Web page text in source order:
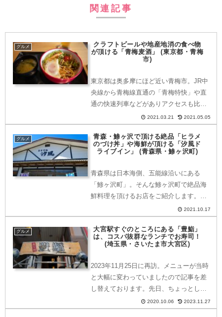
関連記事
グルメ
クラフトビールや地産地消の食べ物
が頂ける「青梅麦酒」 (東京都・青梅
市)
東京都は奥多摩にほど近い青梅市。JR中
央線から青梅線直通の「青梅特快」や直
通の快速列車などがありアクセスも比較
的便利なところに位置する青梅市に、ク
ラフトビールやグルメが楽しめるお店を
発見したので行ってみました。どこにあ
る？〒198-0083...
2021.03.21 2021.05.05
グルメ
青森・鯵ヶ沢で頂ける絶品「ヒラメ
のづけ丼」や海鮮が頂ける「汐風ド
ライブイン」 (青森県・鯵ヶ沢町)
青森県は日本海側、五能線沿いにある
「鯵ヶ沢町」。そんな鯵ヶ沢町で絶品海
鮮料理を頂けるお店をご紹介します。ど
こにある？〒038-2731 青森県西津軽郡
鰺ヶ沢町赤石町３８−１鯵ヶ沢で有名な
グルメとは…？幻の魚「いとう」や「ヒ
ラメ」が有名…です...
2021.10.17
グルメ
大宮駅すぐのところにある「豊鮨」
は、コスパ抜群なランチでお寿司！
(埼玉県・さいたま市大宮区)
2023年11月25日に再訪。メニューが当時
と大幅に変わっていましたので記事を差
し替えております。先日、ちょっとした
用事で埼玉県は大宮に行っていました。
その時のランチがコスパ抜群で最高に美
2020.10.06 2023.11.27